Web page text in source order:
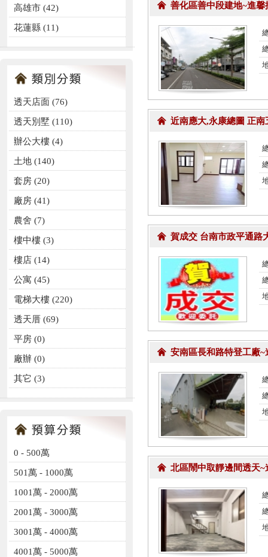
高雄市 (42)
花蓮縣 (11)
透天店面 (76)
透天別墅 (110)
辦公大樓 (4)
土地 (140)
套房 (20)
廠房 (41)
農舍 (7)
樓中樓 (3)
樓店 (14)
公寓 (45)
電梯大樓 (220)
透天厝 (69)
平房 (0)
廠辦 (0)
其它 (3)
0 - 500萬
501萬 - 1000萬
1001萬 - 2000萬
2001萬 - 3000萬
3001萬 - 4000萬
4001萬 - 5000萬
善化區善中段建地~進馨
近南應大,永康總圖 正
賀成交 台南市政平通路
安南區長和路特登工廠~
北區鬧中取靜邊間透天~